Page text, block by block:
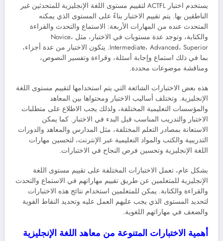
يستخدم اختبار ACTFL لتقييم مستوى اللغة الإنجليزية للمتحدثين غير
الناطقين بها. يتم تقييم الاختبار بناءً على المستوى الذي يمكنه
المتحدث عنده من المهارات الأربعة: الاستماع والتحدث والقراءة
والكتابة، وتوجد عدة مستويات في الاختبار، مثل Novice،
Intermediate، Advanced، Superior. يتكون الاختبار من عدة أجزاء،
بما في ذلك استماع وإجابة أسئلة، وقراءة وتفسير النصوص،
ومناقشة موضوعات محددة.
هذه بعض الاختبارات الشائعة التي يتم استخدامها لتقييم مستوى اللغة
الإنجليزية. وتختلف أساليب الاختبار ومحتواها بين المعاهد
والمؤسسات التعليمية المختلفة، ولذلك يجب الاطلاع على متطلبات
الاختبار والتدريب المناسب قبل البدء في الاختبار. كما يمكن
الاستعانة بمصادر التعلم المختلفة، مثل المدارس والمعاهد والدورات
التدريبية والكتب والمواد التعليمية عبر الإنترنت، لتحسين مهارات
اللغة الإنجليزية وتحسين فرص النجاح في الاختبارات.
بشكل عام، تعمل الاختبارات المختلفة على تقييم مستوى اللغة
الإنجليزية للمتعلمين عن طريق تقييم مهاراتهم في الاستماع والتحدث
والقراءة والكتابة. يمكن للمتعلمين استخدام نتائج هذه الاختبارات
لتحديد المستوى الذي يجب عليهم العمل عليه وتحديد النقاط القوية
والضعف في مهاراتهم اللغوية.
أهمية الاختبارات المتنوعة من معاهد اللغة الإنجليزية